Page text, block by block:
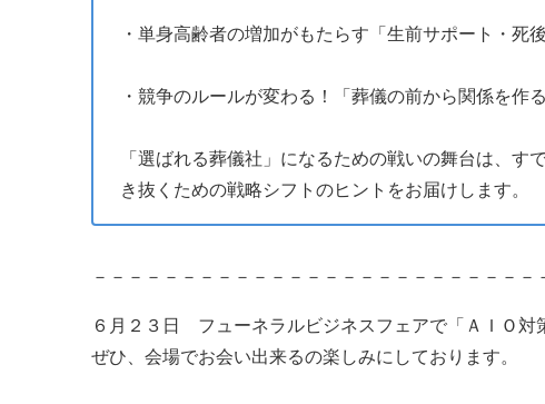
・単身高齢者の増加がもたらす「生前サポート・死
・競争のルールが変わる！「葬儀の前から関係を作
「選ばれる葬儀社」になるための戦いの舞台は、す
き抜くための戦略シフトのヒントをお届けします。
－－－－－－－－－－－－－－－－－－－－－－－－－
６月２３日 フューネラルビジネスフェアで「ＡＩＯ対
ぜひ、会場でお会い出来るの楽しみにしております。